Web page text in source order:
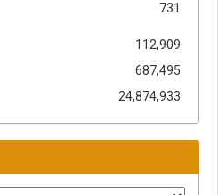
731
112,909
687,495
24,874,933